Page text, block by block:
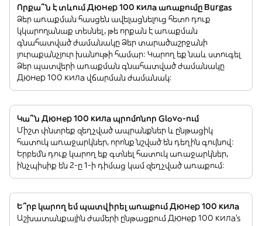
Որքա՞ն է տևում Дюнер 100 кила առաքումը Burgas
Ձեր առաքման հասցեն ավելացնելուց հետո դուք
կկարողանաք տեսնել, թե որքան է առաքման
գնահատված ժամանակը Ձեր տարածաշրջանի
յուրաքանչյուր խանութի համար: Կարող եք նաև ստուգել
Ձեր պատվերի առաքման գնահատված ժամանակը
Дюнер 100 кила վճարման ժամանակ:
Կա՞ն Дюнер 100 кила պրոմոնոր Glovo-ում
Միշտ փնտրեք զեղչված ապրանքներ և ընթացիկ
հատուկ առաջարկներ, որոնք նշված են դեղին գույնով:
Երբեմն դուք կարող եք գտնել հատուկ առաջարկներ,
ինչպիսիք են 2-ը 1-ի դիմաց կամ զեղչված առաքում:
Ե՞րբ կարող եմ պատվիրել առաքում Дюнер 100 кила
Աշխատանքային ժամերի ընթացքում Дюнер 100 кила’s